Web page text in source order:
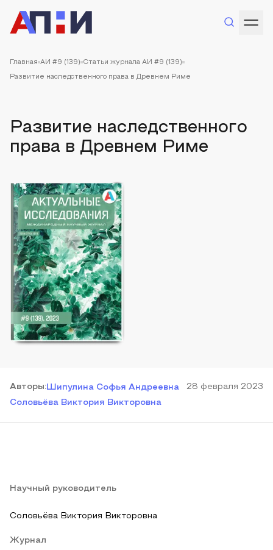
Главная АИ #9 (139) Статьи журнала АИ #9 (139)
Развитие наследственного права в Древнем Риме
Развитие наследственного
права в Древнем Риме
Авторы:Шипулина Софья Андреевна
Соловьёва Виктория Викторовна
28 февраля 2023
Научный руководитель
Соловьёва Виктория Викторовна
Журнал